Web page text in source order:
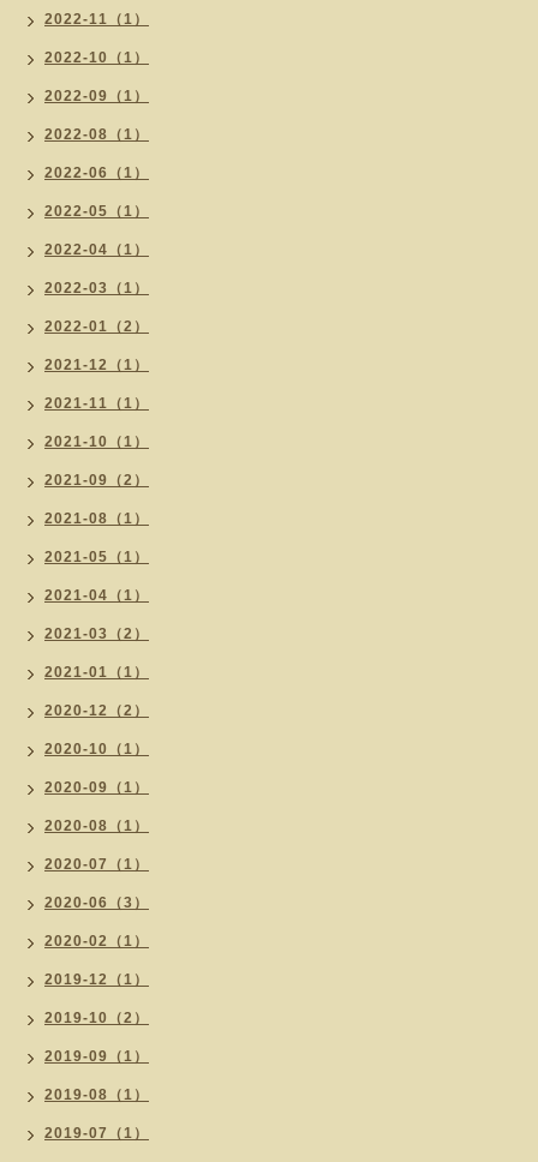
2022-11（1）
2022-10（1）
2022-09（1）
2022-08（1）
2022-06（1）
2022-05（1）
2022-04（1）
2022-03（1）
2022-01（2）
2021-12（1）
2021-11（1）
2021-10（1）
2021-09（2）
2021-08（1）
2021-05（1）
2021-04（1）
2021-03（2）
2021-01（1）
2020-12（2）
2020-10（1）
2020-09（1）
2020-08（1）
2020-07（1）
2020-06（3）
2020-02（1）
2019-12（1）
2019-10（2）
2019-09（1）
2019-08（1）
2019-07（1）